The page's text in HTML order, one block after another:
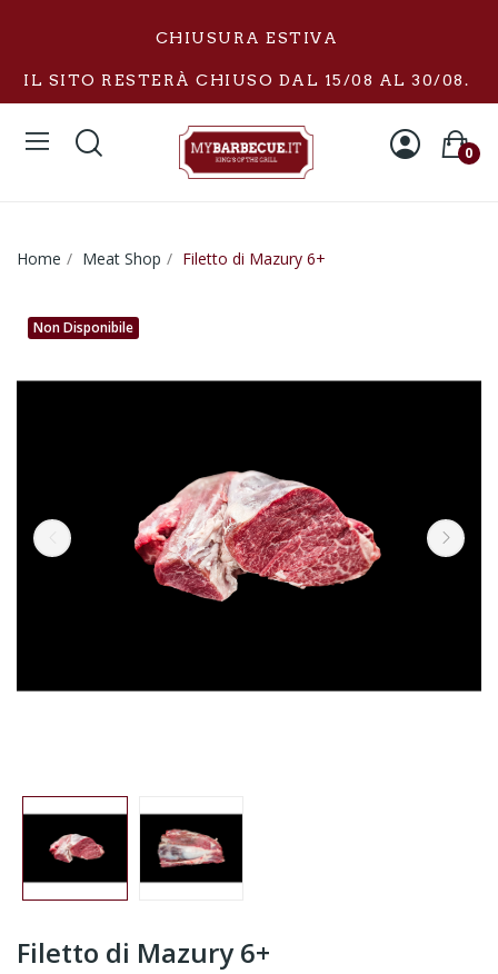
CHIUSURA ESTIVA
IL SITO RESTERÀ CHIUSO DAL 15/08 AL 30/08.
0
Home Meat Shop Filetto di Mazury 6+
Non Disponibile
Filetto di Mazury 6+